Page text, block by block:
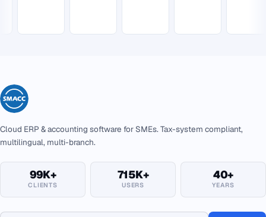
Cloud ERP & accounting software for SMEs. Tax-system compliant,
multilingual, multi-branch.
99K+
CLIENTS
715K+
USERS
40+
YEARS